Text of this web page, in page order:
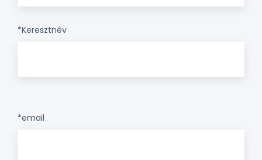
*Keresztnév
*email